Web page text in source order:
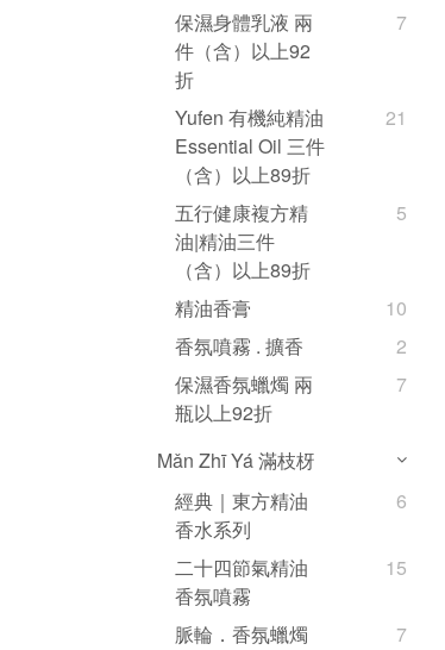
保濕身體乳液 兩
件（含）以上92
折
7
Yufen 有機純精油
Essential Oil 三件
（含）以上89折
21
五行健康複方精
油|精油三件
（含）以上89折
5
精油香膏
10
香氛噴霧 . 擴香
2
保濕香氛蠟燭 兩
瓶以上92折
7
Mǎn Zhī Yá 滿枝枒
經典｜東方精油
香水系列
6
二十四節氣精油
香氛噴霧
15
脈輪．香氛蠟燭
7